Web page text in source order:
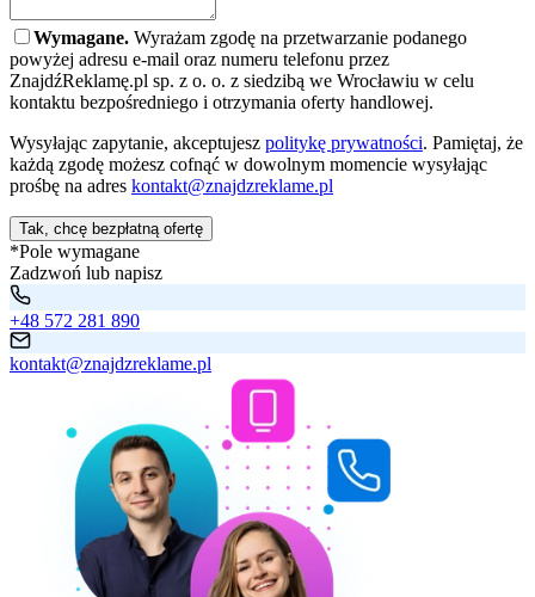
Wymagane. Wyrażam zgodę na przetwarzanie podanego
powyżej adresu e-mail oraz numeru telefonu przez
ZnajdźReklamę.pl sp. z o. o. z siedzibą we Wrocławiu w celu
kontaktu bezpośredniego i otrzymania oferty handlowej.
Wysyłając zapytanie, akceptujesz politykę prywatności. Pamiętaj, że
każdą zgodę możesz cofnąć w dowolnym momencie wysyłając
prośbę na adres kontakt@znajdzreklame.pl
Tak, chcę bezpłatną ofertę
*Pole wymagane
Zadzwoń lub napisz
+48 572 281 890
kontakt@znajdzreklame.pl